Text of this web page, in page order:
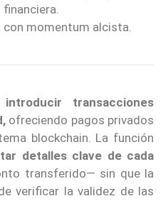
con momentum alcista.
transacciones
ofreciendo pagos privados
blockchain. La función
detalles clave de cada
transferido— sin que la
verificar la validez de las